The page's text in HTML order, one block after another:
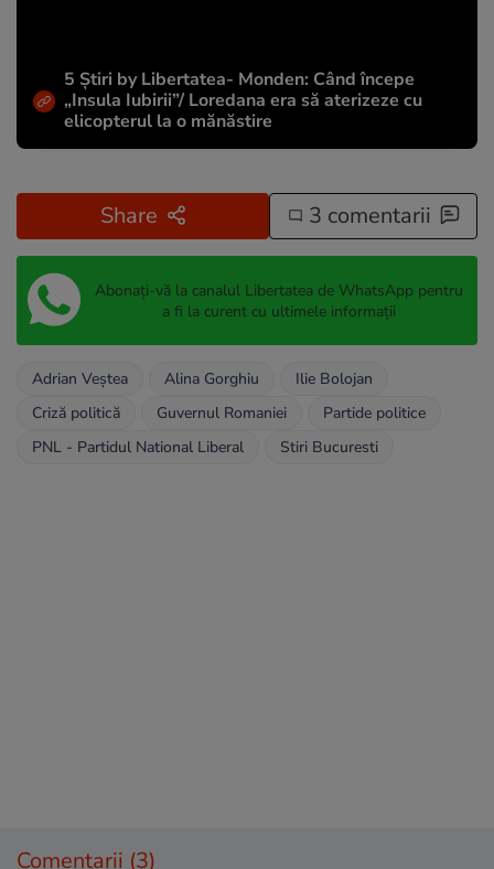
5 Știri by Libertatea- Monden: Când începe
„Insula Iubirii”/ Loredana era să aterizeze cu
elicopterul la o mănăstire
Share 3 comentarii
Abonați-vă la canalul Libertatea de WhatsApp pentru
a fi la curent cu ultimele informații
Adrian Veştea Alina Gorghiu
Ilie Bolojan
Criză politică
Guvernul Romaniei
Partide politice
PNL - Partidul National Liberal
Stiri Bucuresti
Comentarii (3)